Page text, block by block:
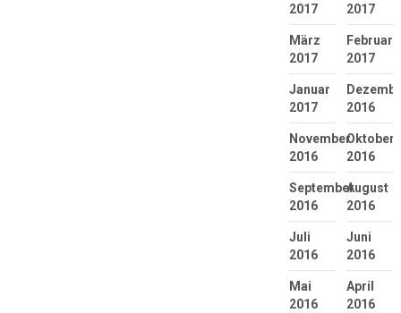
2017
2017
März
2017
Februar
2017
Januar
2017
2016
November
2016
Oktober
2016
September
2016
August
2016
Juli
2016
Juni
2016
Mai
2016
April
2016